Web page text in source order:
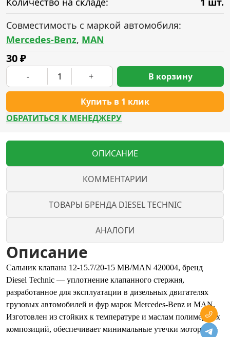
Совместимость с маркой автомобиля:
Mercedes-Benz, MAN
30₽
- +
Купить в 1 клик
В корзину
ОБРАТИТЬСЯ К МЕНЕДЖЕРУ
ОПИСАНИЕ
КОММЕНТАРИИ
ТОВАРЫ БРЕНДА DIESEL TECHNIC
АНАЛОГИ
Описание
Сальник клапана 12-15.7/20-15 MB/MAN 420004, бренд
Diesel Technic — уплотнение клапанного стержня,
разработанное для эксплуатации в дизельных двигателях
грузовых автомобилей и фур марок Mercedes-Benz и MAN.
Изготовлен из стойких к температуре и маслам полимерных
композиций, обеспечивает минимальные утечки моторного